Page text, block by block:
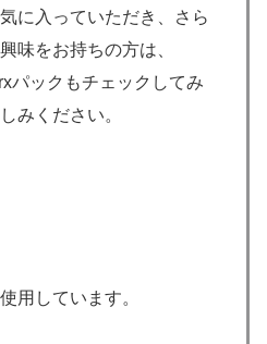
に入っていただき、さら
味をお持ちの方は、
パックもチェックしてみ
みください。
用しています。